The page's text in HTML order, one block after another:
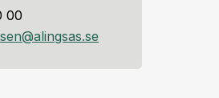
00